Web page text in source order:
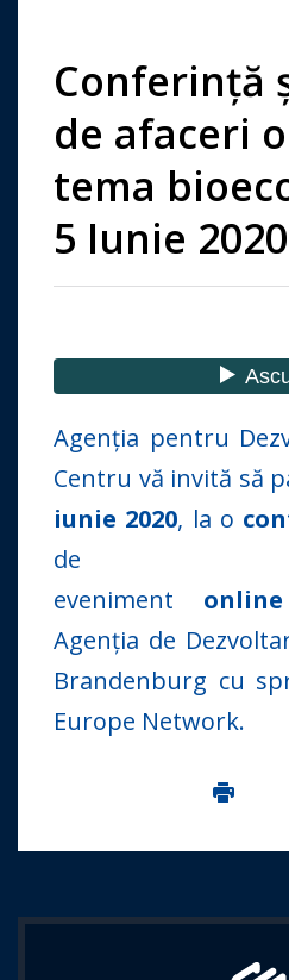
Conferință
de afaceri
tema
5 Iunie 2020
Agenția pentru
Centru vă invită să
iunie 2020, la o
eveniment online
Agenția de
Brandenburg cu
Europe Network.
Imprima